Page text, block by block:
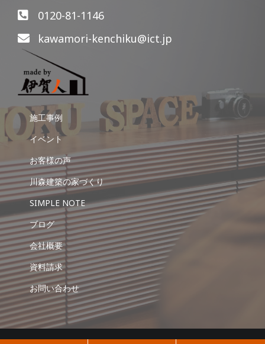
0120-81-1146
kawamori-kenchiku@ict.jp
施工事例
イベント
お客様の声
川森建築の家づくり
SIMPLE NOTE
ブログ
会社概要
資料請求
お問い合わせ